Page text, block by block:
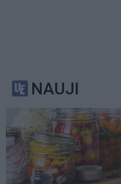
NAUJI